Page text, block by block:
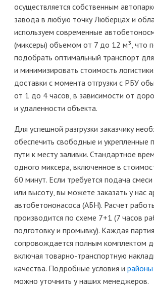
осуществляется собственным
завода в любую точку Люберцах и
используем современные
(миксеры) объемом от 7 до 12 м³, что
подобрать оптимальный транспорт
и минимизировать стоимость
доставки с момента отгрузки с РБУ
от 1 до 4 часов, в зависимости от
и удаленности объекта.
Для успешной разгрузки заказчику
обеспечить свободные и укрепленные
пути к месту заливки. Стандартное
одного миксера, включенное в
60 минут. Если требуется подача смеси
или высоту, вы можете заказать у нас
автобетононасоса (АБН). Расчет
производится по схеме 7+1 (7 часов
подготовку и промывку). Каждая
сопровождается полным комплектом
включая товарно-транспортную
качества. Подробные условия и
можно уточнить у наших менеджеров.